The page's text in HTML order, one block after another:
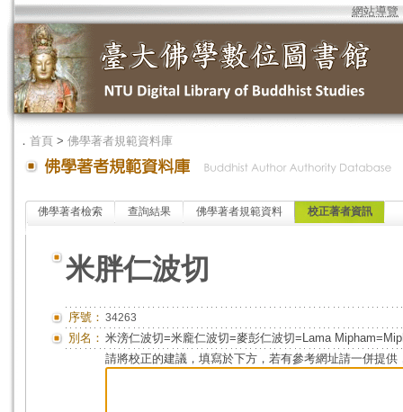
網站導覽
． 首頁 > 佛學著者規範資料庫
佛學著者檢索 查詢結果 佛學著者規範資料 校正著者資訊
米胖仁波切
序號： 34263
別名： 米滂仁波切=米龐仁波切=麥彭仁波切=Lama
請將校正的建議，填寫於下方，若有參考網址請一併提供